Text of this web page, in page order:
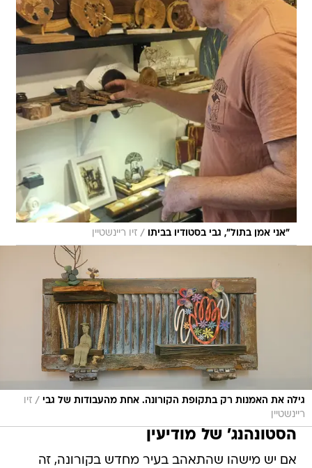
"אני אמן בתול", גבי בסטודיו בביתו / זיו ריינשטיין
גילה את האמנות רק בתקופת הקורונה. אחת מהעבודות של גבי / זיו
ריינשטיין
הסטונהנג' של מודיעין
אם יש מישהו שהתאהב בעיר מחדש בקורונה, זה